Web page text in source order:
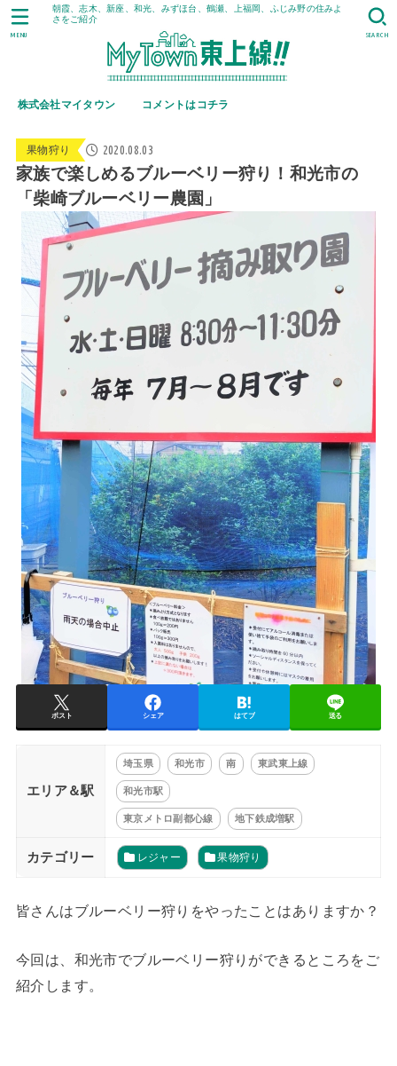
朝霞、志木、新座、和光、みずほ台、鶴瀬、上福岡、ふじみ野の住みよ
さをご紹介
株式会社マイタウン コメントはコチラ
SEARCH
MENU
果物狩り 2020.08.03
家族で楽しめるブルーベリー狩り！和光市の
「柴崎ブルーベリー農園」
ポスト シェア はてブ 送る
エリア＆駅
埼玉県 和光市 南 東武東上線
和光市駅
東京メトロ副都心線 地下鉄成増駅
カテゴリー レジャー 果物狩り
皆さんはブルーベリー狩りをやったことはありますか？
今回は、和光市でブルーベリー狩りができるところをご
紹介します。